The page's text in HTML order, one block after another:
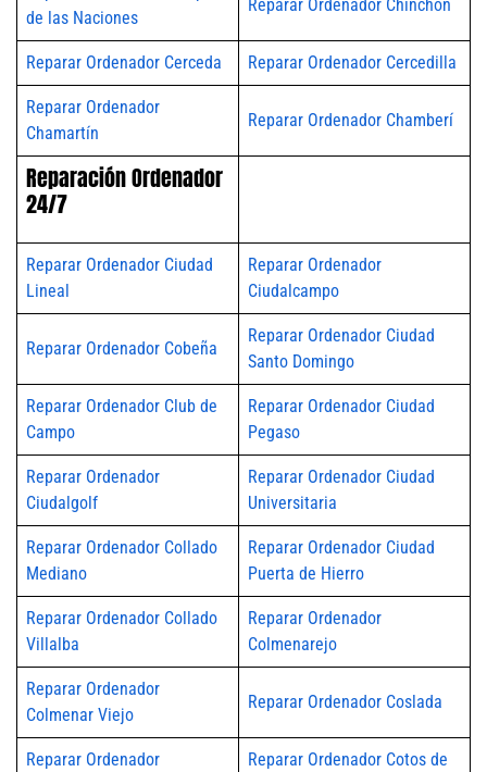
de las Naciones
Reparar Ordenador Chinchón
Reparar Ordenador Cerceda Reparar Ordenador Cercedilla
Reparar Ordenador
Chamartín
Reparar Ordenador Chamberí
Reparación Ordenador
24/7
Reparar Ordenador Ciudad
Lineal
Reparar Ordenador
Ciudalcampo
Reparar Ordenador Cobeña
Reparar Ordenador Ciudad
Santo Domingo
Reparar Ordenador Club de
Campo
Reparar Ordenador Ciudad
Pegaso
Reparar Ordenador
Ciudalgolf
Reparar Ordenador Ciudad
Universitaria
Reparar Ordenador Collado
Mediano
Reparar Ordenador Ciudad
Puerta de Hierro
Reparar Ordenador Collado
Villalba
Reparar Ordenador
Colmenarejo
Reparar Ordenador
Colmenar Viejo
Reparar Ordenador Coslada
Reparar Ordenador
Reparar Ordenador Cotos de